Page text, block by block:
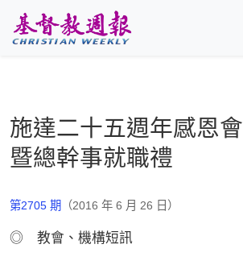
施達二十五週年感恩會
暨總幹事就職禮
第2705 期 （2016 年 6 月 26 日）
◎ 教會、機構短訊